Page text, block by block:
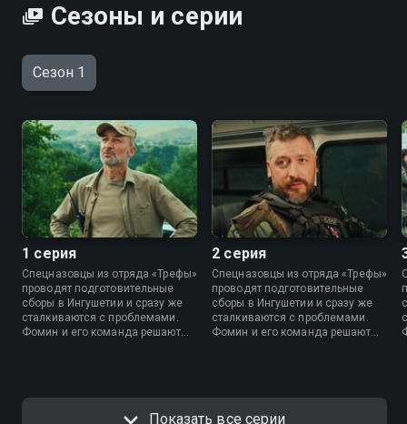
Сезоны и серии
Сезон 1
1 серия
Спецназовцы из отряда «Трефы»
проводят подготовительные
сборы в Ингушетии и сразу же
сталкиваются с проблемами.
Фомин и его команда решают
2 серия
Спецназовцы из отряда «Трефы»
проводят подготовительные
сборы в Ингушетии и сразу же
сталкиваются с проблемами.
Фомин и его команда решают
Показать все серии